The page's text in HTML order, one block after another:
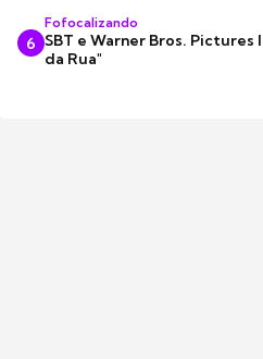
6
Fofocalizando
SBT e Warner Bros. Pictures
da Rua"